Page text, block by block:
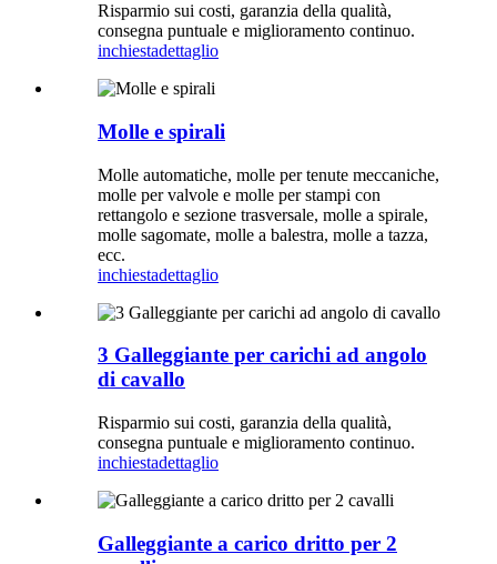
Risparmio sui costi, garanzia della qualità,
consegna puntuale e miglioramento continuo.
inchiestadettaglio
Molle e spirali
Molle automatiche, molle per tenute meccaniche,
molle per valvole e molle per stampi con
rettangolo e sezione trasversale, molle a spirale,
molle sagomate, molle a balestra, molle a tazza,
ecc.
inchiestadettaglio
3 Galleggiante per carichi ad angolo
di cavallo
Risparmio sui costi, garanzia della qualità,
consegna puntuale e miglioramento continuo.
inchiestadettaglio
Galleggiante a carico dritto per 2